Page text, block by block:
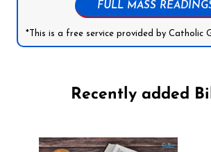
FULL MASS
*This is a free service provided by Catholic
Recently added